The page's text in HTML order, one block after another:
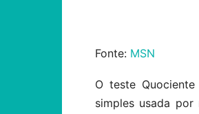
Fonte: MSN
O teste
simples usada